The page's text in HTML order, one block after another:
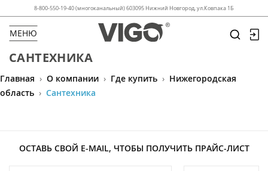
8-800-550-19-40 (многоканальный) 603095 Нижний Новгород, ул.Ковпака 1Б
МЕНЮ
САНТЕХНИКА
Главная › О компании › Где купить › Нижегородская
область › Сантехника
ОСТАВЬ СВОЙ E-MAIL, ЧТОБЫ ПОЛУЧИТЬ ПРАЙС-ЛИСТ